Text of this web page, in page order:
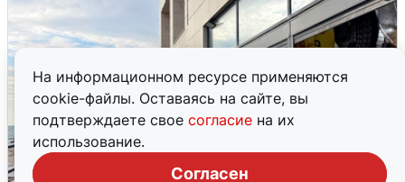
На информационном ресурсе применяются
cookie-файлы. Оставаясь на сайте, вы
подтверждаете свое согласие на их
использование.
Согласен